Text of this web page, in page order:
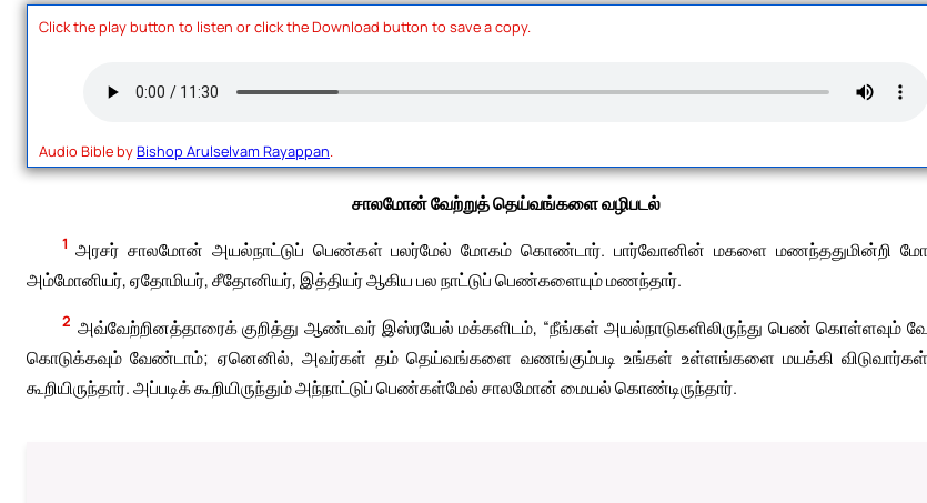
Click the play button to listen or click the Download button to save a copy.
Audio Bible byBishop Arulselvam Rayappan.
சாலமோன் வேற்றுத் தெய்வங்களை வழிபடல்
1 அரசர் சாலமோன் அயல்நாட்டுப் பெண்கள் பலர்மேல் மோகம் கொண்டார். பார்வோனின் மகளை மணந்ததுமின்றி
அம்மோனியர், ஏதோமியர், சீதோனியர், இத்தியர் ஆகிய பல நாட்டுப் பெண்களையும் மணந்தார்.
2 அவ்வேற்றினத்தாரைக் குறித்து ஆண்டவர் இஸ்ரயேல் மக்களிடம், “நீங்கள் அயல்நாடுகளிலிருந்து பெண் கொள்ளவும்
கொடுக்கவும் வேண்டாம்; ஏனெனில், அவர்கள் தம் தெய்வங்களை வணங்கும்படி உங்கள் உள்ளங்களை மயக்கி
கூறியிருந்தார். அப்படிக் கூறியிருந்தும் அந்நாட்டுப் பெண்கள்மேல் சாலமோன் மையல் கொண்டிருந்தார்.